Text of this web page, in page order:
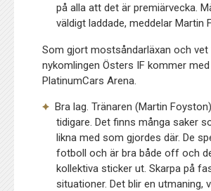
på alla att det är premiärvecka.
väldigt laddade, meddelar Martin
Som gjort mostsåndarläxan och vet
nykomlingen Östers IF kommer
PlatinumCars Arena.
Bra lag. Tränaren (Martin
tidigare. Det finns många saker
likna med som gjordes där. De
fotboll och är bra både off och
kollektiva sticker ut. Skarpa på
situationer. Det blir en utmaning,